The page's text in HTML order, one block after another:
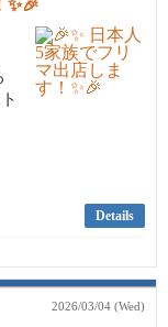
✨🎉
Details
2026/03/04 (Wed)